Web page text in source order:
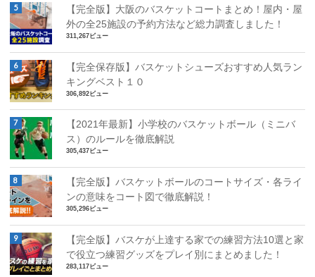
【完全版】大阪のバスケットコートまとめ！屋内・屋
外の全25施設の予約方法など総力調査しました！
311,267ビュー
【完全保存版】バスケットシューズおすすめ人気ラン
キングベスト１０
306,892ビュー
【2021年最新】小学校のバスケットボール（ミニバ
ス）のルールを徹底解説
305,437ビュー
【完全版】バスケットボールのコートサイズ・各ライ
ンの意味をコート図で徹底解説！
305,296ビュー
【完全版】バスケが上達する家での練習方法10選と家
で役立つ練習グッズをプレイ別にまとめました！
283,117ビュー